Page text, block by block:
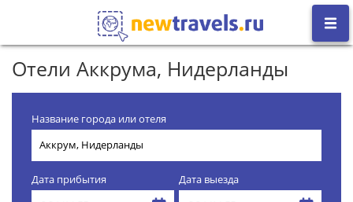
Отели Аккрума, Нидерланды
Название города или отеля
Дата прибытия Дата выезда